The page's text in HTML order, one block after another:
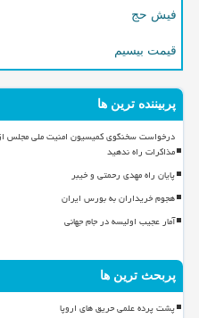
فیش حج
قیمت بیسیم
پربیننده ترین ها
درخواست سخنگوی کمیسیون امنیت ملی مجلس از
مذاکرات راه ندهید
پایان راه مهدی رحمتی و خیبر
هجوم خریداران به بورس ایران
آمار عجیب اولیسه در جام جهانی
پربحث ترین ها
پشت پرده علمی حریق های اروپا